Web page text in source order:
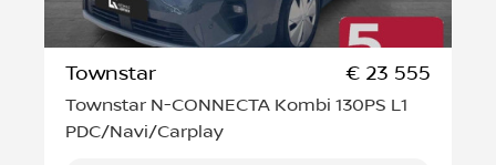
Townstar € 23 555
Townstar N-CONNECTA Kombi 130PS L1
PDC/Navi/Carplay